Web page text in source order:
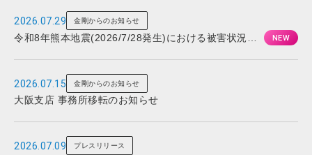
2026.07.29 金剛からのお知らせ
令和8年熊本地震(2026/7/28発生)における被害状況と
2026.07.15 金剛からのお知らせ
大阪支店 事務所移転のお知らせ
2026.07.09 プレスリリース